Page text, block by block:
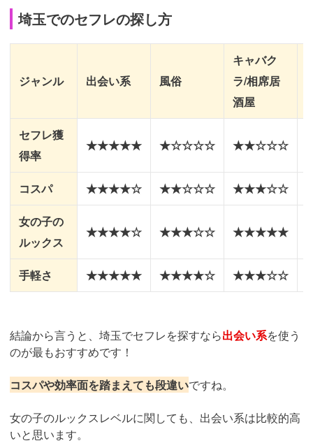
埼玉でのセフレの探し方
ジャンル 出会い系 風俗
キャバク
ラ/相席居
酒屋
セフレ獲
得率
★★★★★ ★☆☆☆☆ ★★☆☆☆
コスパ ★★★★☆ ★★☆☆☆ ★★★☆☆
女の子の
ルックス
★★★★☆ ★★★☆☆ ★★★★★
手軽さ ★★★★★ ★★★★☆ ★★★☆☆
結論から言うと、埼玉でセフレを探すなら出会い系を使う
のが最もおすすめです！
コスパや効率面を踏まえても段違いですね。
女の子のルックスレベルに関しても、出会い系は比較的高
いと思います。